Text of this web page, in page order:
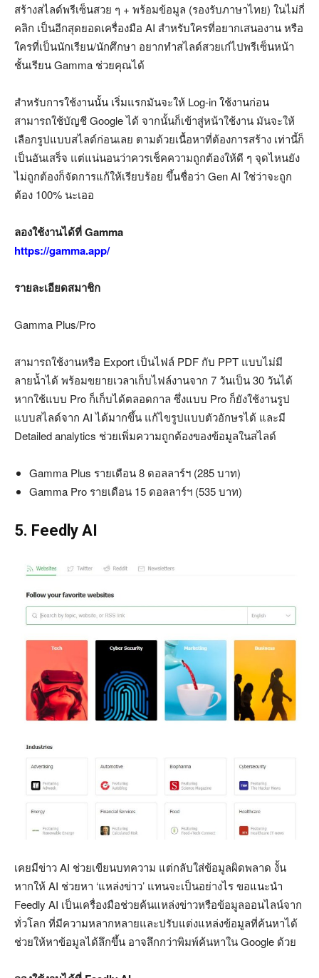
สร้างสไลด์พรีเซ็นสวย ๆ + พร้อมข้อมูล (รองรับภาษาไทย) ในไม่กี่
คลิก เป็นอีกสุดยอดเครื่องมือ AI สำหรับใครที่อยากเสนองาน หรือ
ใครที่เป็นนักเรียน/นักศึกษา อยากทำสไลด์สวยเก๋ไปพรีเซ็นหน้า
ชั้นเรียน Gamma ช่วยคุณได้
สำหรับการใช้งานนั้น เริ่มแรกมันจะให้ Log-in ใช้งานก่อน
สามารถใช้บัญชี Google ได้ จากนั้นก็เข้าสู่หน้าใช้งาน มันจะให้
เลือกรูปแบบสไลด์ก่อนเลย ตามด้วยเนื้อหาที่ต้องการสร้าง เท่านี้ก็
เป็นอันเสร็จ แต่แน่นอนว่าควรเช็คความถูกต้องให้ดี ๆ จุดไหนยัง
ไม่ถูกต้องก็จัดการแก้ให้เรียบร้อย ขึ้นชื่อว่า Gen AI ใช่ว่าจะถูก
ต้อง 100% นะเออ
ลองใช้งานได้ที่ Gamma
https://gamma.app/
รายละเอียดสมาชิก
Gamma Plus/Pro
สามารถใช้งานหรือ Export เป็นไฟล์ PDF กับ PPT แบบไม่มี
ลายน้ำได้ พร้อมขยายเวลาเก็บไฟล์งานจาก 7 วันเป็น 30 วันได้
หากใช้แบบ Pro ก็เก็บได้ตลอดกาล ซึ่งแบบ Pro ก็ยังใช้งานรูป
แบบสไลด์จาก AI ได้มากขึ้น แก้ไขรูปแบบตัวอักษรได้ และมี
Detailed analytics ช่วยเพิ่มความถูกต้องของข้อมูลในสไลด์
Gamma Plus รายเดือน 8 ดอลลาร์ฯ (285 บาท)
Gamma Pro รายเดือน 15 ดอลลาร์ฯ (535 บาท)
5. Feedly AI
เคยมีข่าว AI ช่วยเขียนบทความ แต่กลับใส่ข้อมูลผิดพลาด งั้น
หากให้ AI ช่วยหา ‘แหล่งข่าว’ แทนจะเป็นอย่างไร ขอแนะนำ
Feedly AI เป็นเครื่องมือช่วยค้นแหล่งข่าวหรือข้อมูลออนไลน์จาก
ทั่วโลก ที่มีความหลากหลายและปรับแต่งแหล่งข้อมูลที่ค้นหาได้
ช่วยให้หาข้อมูลได้ลึกขึ้น อาจลึกกว่าพิมพ์ค้นหาใน Google ด้วย